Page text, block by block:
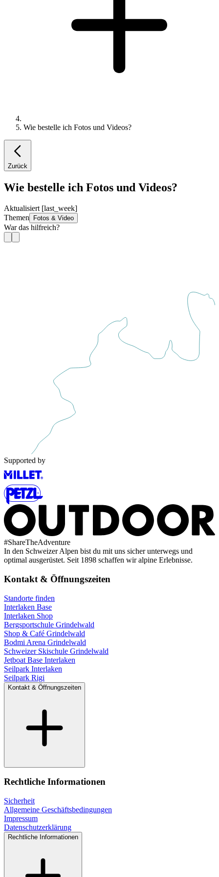
Wie bestelle ich Fotos und Videos?
Zurück
Wie bestelle ich Fotos und Videos?
Aktualisiert [last_week]
Themen
Fotos & Video
War das hilfreich?
Supported by
#ShareTheAdventure
In den Schweizer Alpen bist du mit uns sicher unterwegs und
optimal ausgerüstet. Seit 1898 schaffen wir alpine Erlebnisse.
Kontakt & Öffnungszeiten
Standorte finden
Interlaken Base
Interlaken Shop
Bergsportschule Grindelwald
Shop & Café Grindelwald
Bodmi Arena Grindelwald
Schweizer Skischule Grindelwald
Jetboat Base Interlaken
Seilpark Interlaken
Seilpark Rigi
Kontakt & Öffnungszeiten
Rechtliche Informationen
Sicherheit
Allgemeine Geschäftsbedingungen
Impressum
Datenschutzerklärung
Rechtliche Informationen